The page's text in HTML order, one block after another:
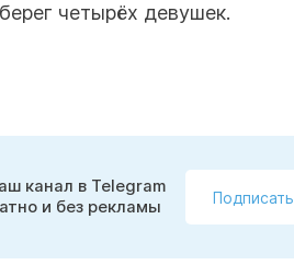
четырёх девушек.
канал в Telegram
и без рекламы